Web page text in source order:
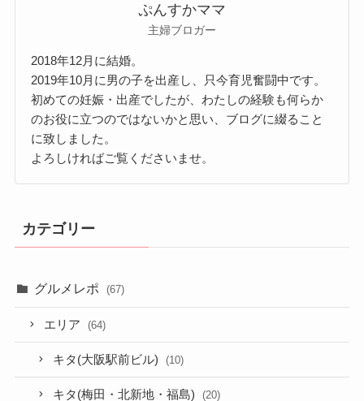
ぷんすかママ
主婦ブロガー
2018年12月に結婚。
2019年10月に男の子を出産し、只今育児奮闘中です。
初めての妊娠・出産でしたが、わたしの経験も何らか
のお役に立つのではないかと思い、ブログに綴ること
に致しました。
よろしければご覧くださいませ。
カテゴリー
グルメレポ (67)
エリア (64)
キタ(大阪駅前ビル) (10)
キタ(梅田・北新地・福島) (20)